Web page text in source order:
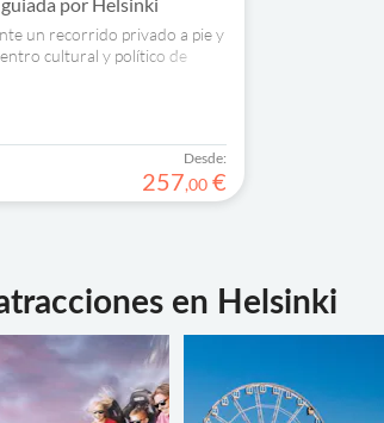
un recorrido privado a pie y
cultural y político de
Desde:
257,00 €
en Helsinki